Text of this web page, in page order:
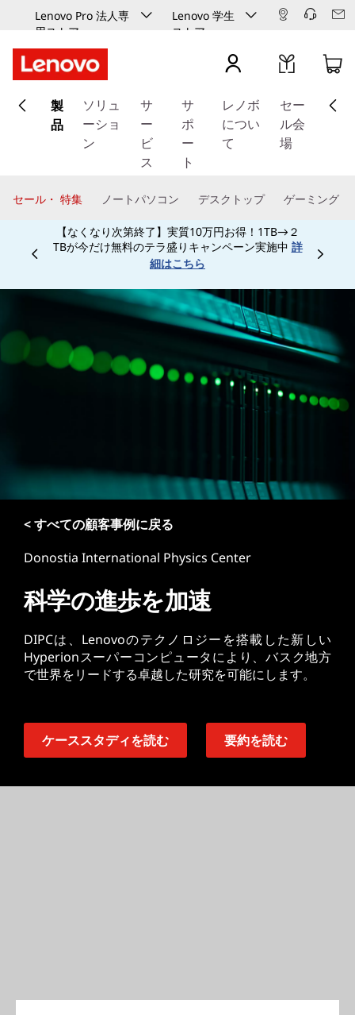
Lenovo Pro 法人専
用ストア
Lenovo 学生
ストア
イ
ン
ッ
製
品
ソリュ
ーショ
ン
サ
ー
ビ
ス
サ
ポ
ー
ト
レノボ
につい
て
セー
ル会
場
セール・ 特集 ノートパソコン デスクトップ ゲーミング
【なくなり次第終了】実質10万円お得！1TB→２
TBが今だけ無料のテラ盛りキャンペーン実施中 詳
細はこちらCurrently displaying item 3 of
< すべての顧客事例に戻る
Donostia International Physics Center
科学の進歩を加速
DIPCは、Lenovoのテクノロジーを搭載した新しい
Hyperionスーパーコンピュータにより、バスク地方
で世界をリードする卓越した研究を可能にします。
ケーススタディを読む 要約を読む